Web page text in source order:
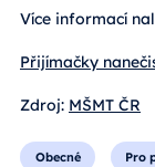
Více informací
Přijímačky
Zdroj: MŠMT ČR
Obecné Pro